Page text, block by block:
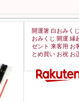
開運箸 白おみく
おみくじ 開運 縁
ゼント 来客用 お
とめ買い お祝 お